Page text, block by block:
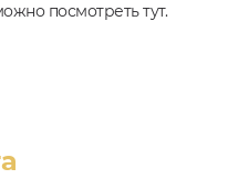
посмотреть тут.